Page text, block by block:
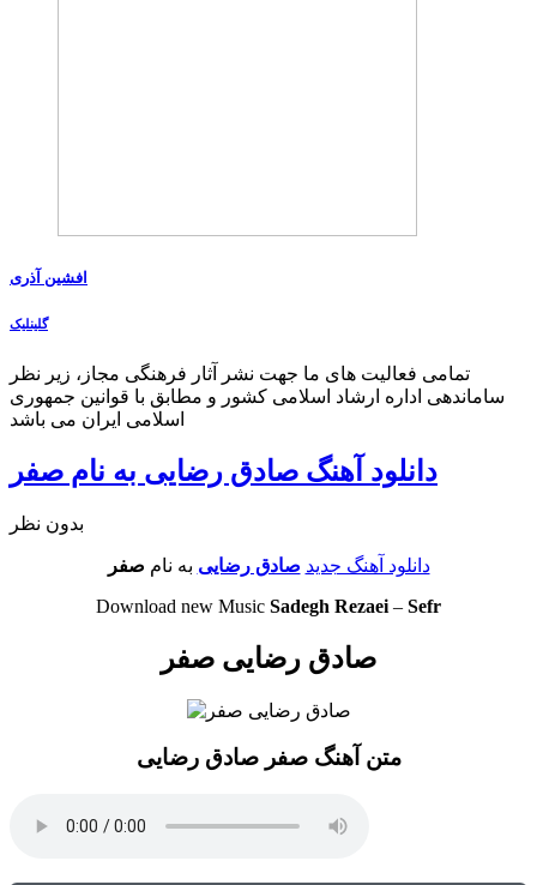
افشین آذری
گلینلیک
تمامی فعالیت های ما جهت نشر آثار فرهنگی مجاز، زیر نظر
ساماندهی اداره ارشاد اسلامی کشور و مطابق با قوانین جمهوری
اسلامی ایران می باشد
دانلود آهنگ صادق رضایی به نام صفر
بدون نظر
دانلود آهنگ جدید صادق رضایی به نام صفر
Download new Music Sadegh Rezaei – Sefr
صادق رضایی صفر
متن آهنگ صفر صادق رضایی